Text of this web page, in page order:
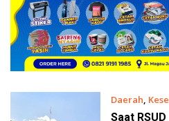
Daerah,
Saat